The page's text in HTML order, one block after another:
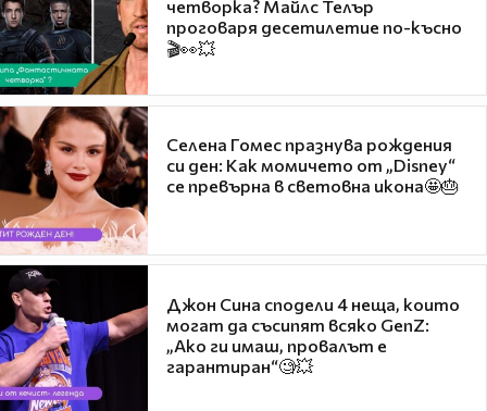
четворка? Майлс Телър
проговаря десетилетие по-късно
🎬👀💥
Селена Гомес празнува рождения
си ден: Как момичето от „Disney“
се превърна в световна икона🤩🎂
Джон Сина сподели 4 неща, които
могат да съсипят всяко GenZ:
„Ако ги имаш, провалът е
гарантиран“🧐💥